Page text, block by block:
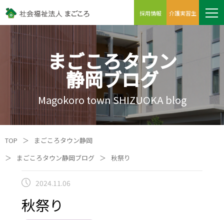
採用情報 介護実習生
まごころタウン
静岡ブログ
Magokoro town SHIZUOKA blog
TOP ＞
まごころタウン静岡
＞
まごころタウン静岡ブログ ＞ 秋祭り
2024.11.06
秋祭り